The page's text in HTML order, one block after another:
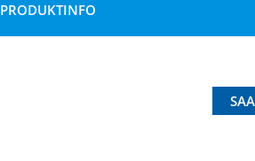
PRODUKTINFO